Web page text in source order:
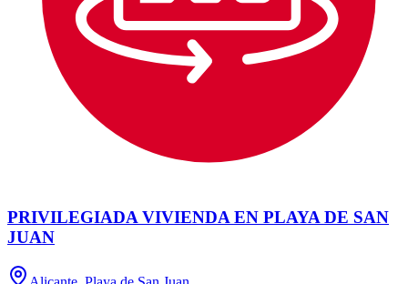
PRIVILEGIADA VIVIENDA EN PLAYA DE SAN
JUAN